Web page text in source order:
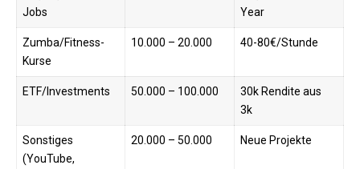
Jobs
Year ​
Zumba/Fitness-
Kurse
10.000 – 20.000 40-80€/Stunde ​
ETF/Investments 50.000 – 100.000
30k Rendite aus
3k ​
Sonstiges
(YouTube,
20.000 – 50.000 Neue Projekte ​